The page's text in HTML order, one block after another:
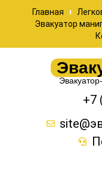
Главная
Эвакуатор
+7